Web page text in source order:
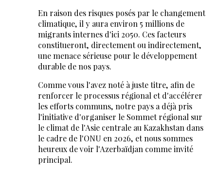
En raison des risques posés par le changement
climatique, il y aura environ 5 millions de
migrants internes d'ici 2050. Ces facteurs
constitueront, directement ou indirectement,
une menace sérieuse pour le développement
durable de nos pays.
Comme vous l'avez noté à juste titre, afin de
renforcer le processus régional et d'accélérer
les efforts communs, notre pays a déjà pris
l'initiative d'organiser le Sommet régional sur
le climat de l'Asie centrale au Kazakhstan dans
le cadre de l'ONU en 2026, et nous sommes
heureux de voir l'Azerbaïdjan comme invité
principal.